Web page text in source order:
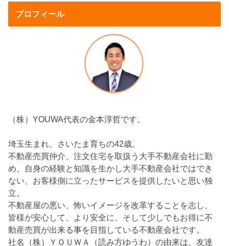
プロフィール
（株）YOUWA代表の金本淳哲です。
埼玉生まれ、さいたま育ちの42歳。
不動産売買仲介、注文住宅を取扱う大手不動産会社に勤
め、自身の経験と知識を生かし大手不動産会社ではでき
ない、お客様側に立ったサービスを提供したいと思い独
立。
不動産屋の悪い、怖いイメージを改革することを志し、
皆様が安心して、より安全に、そして少しでもお得に不
動産売買が出来る事を目指している不動産会社です。
社名（株）ＹＯＵＷＡ（読み方ゆうわ）の由来は、友達